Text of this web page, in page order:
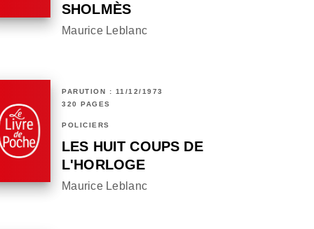
SHOLMÈS
Maurice Leblanc
PARUTION : 11/12/1973
320 PAGES
POLICIERS
LES HUIT COUPS DE
L'HORLOGE
Maurice Leblanc